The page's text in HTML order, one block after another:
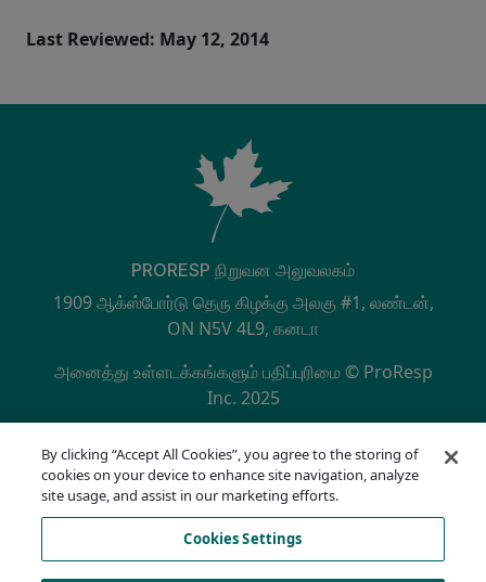
Last Reviewed: May 12, 2014
PRORESP நிறுவன அலுவலகம்
1909 ஆக்ஸ்போர்டு தெரு கிழக்கு அலகு #1, லண்டன்,
ON N5V 4L9, கனடா
அனைத்து உள்ளடக்கங்களும் பதிப்புரிமை © ProResp
Inc. 2025
SECONDARY MENU
தனியுரிமைக் கொள்கை
இணக்க ஹாட்லைன்
பயன்பாட்டு விதிமுறைகள்
ஏஓடிஏ
By clicking “Accept All Cookies”, you agree to the storing of
cookies on your device to enhance site navigation, analyze
site usage, and assist in our marketing efforts.
Cookies Settings